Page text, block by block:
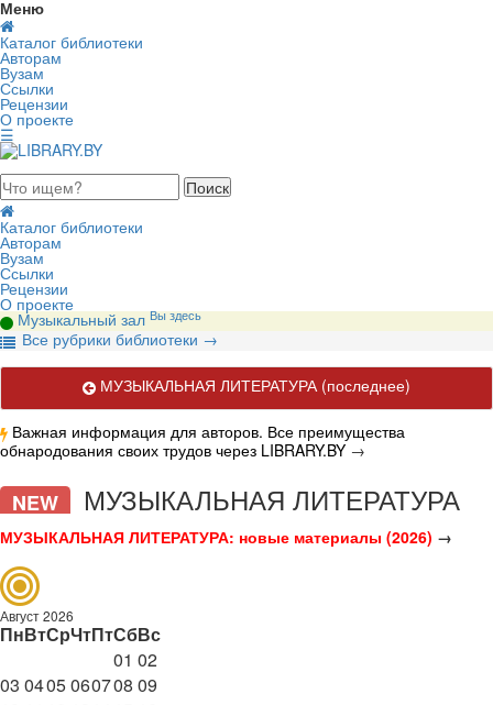
Меню
Каталог библиотеки
Авторам
Вузам
Ссылки
Рецензии
О проекте
☰
2026, суббота
Каталог библиотеки
Авторам
Вузам
Ссылки
Рецензии
О проекте
Музыкальный зал Вы здесь
Все рубрики библиотеки →
МУЗЫКАЛЬНАЯ ЛИТЕРАТУРА(последнее)
Важная информация для авторов. Все преимущества
обнародования своих трудов через LIBRARY.BY →
Актуальные публикации по вопросам музыкального искусства.
NEW МУЗЫКАЛЬНАЯ ЛИТЕРАТУРА
МУЗЫКАЛЬНАЯ ЛИТЕРАТУРА: новые материалы (2026) →
Август 2026
ПнВтСрЧтПтСбВс
01 02
03 0405060708 09